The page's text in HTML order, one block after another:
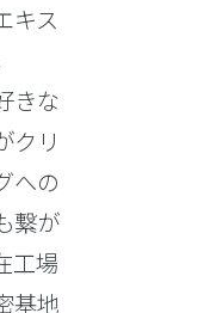
キス
きな
クリ
への
繋が
工場
基地